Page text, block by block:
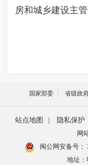
房和城乡建设主
国家部委 省级政
站点地图 隐私保护
网
闽公网安备号：
地址：